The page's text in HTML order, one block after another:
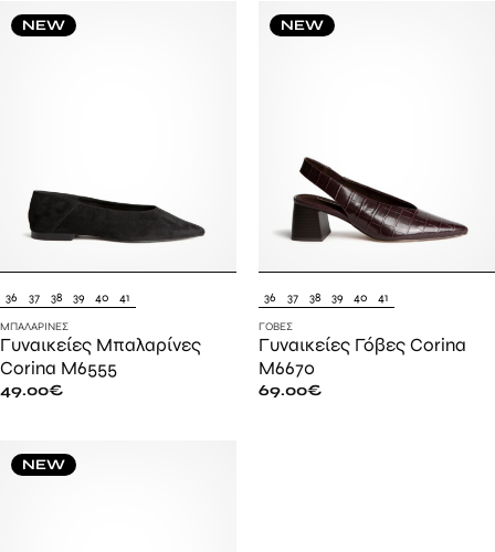
NEW
36 37 38 39 40 41
ΜΠΑΛΑΡΊΝΕΣ
Γυναικείες Μπαλαρίνες
Corina M6555
49.00€
NEW
36 37 38 39 40 41
ΓΌΒΕΣ
Γυναικείες Γόβες Corina
M6670
69.00€
NEW